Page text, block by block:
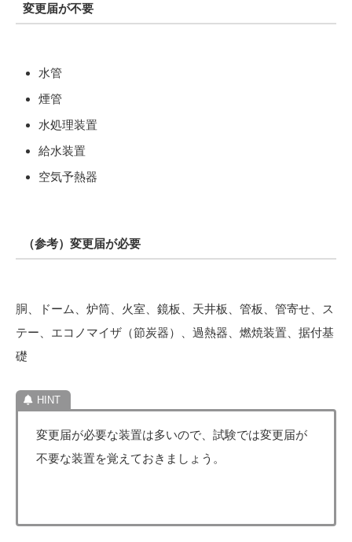
変更届が不要
水管
煙管
水処理装置
給水装置
空気予熱器
（参考）変更届が必要
胴、ドーム、炉筒、火室、鏡板、天井板、管板、管寄せ、ス
テー、エコノマイザ（節炭器）、過熱器、燃焼装置、据付基
礎
変更届が必要な装置は多いので、試験では変更届が
不要な装置を覚えておきましょう。